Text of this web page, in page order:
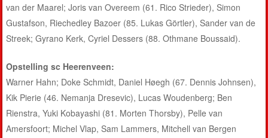
van der Maarel; Joris van Overeem (61. Rico Strieder), Simon
Gustafson, Riechedley Bazoer (85. Lukas Görtler), Sander van de
Streek; Gyrano Kerk, Cyriel Dessers (88. Othmane Boussaid).
Opstelling sc Heerenveen:
Warner Hahn; Doke Schmidt, Daniel Høegh (67. Dennis Johnsen),
Kik Pierie (46. Nemanja Dresevic), Lucas Woudenberg; Ben
Rienstra, Yuki Kobayashi (81. Morten Thorsby), Pelle van
Amersfoort; Michel Vlap, Sam Lammers, Mitchell van Bergen